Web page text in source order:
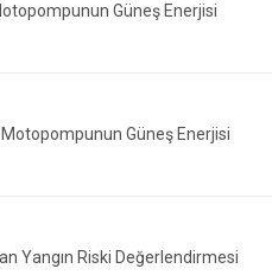
Güneş Enerjisi
Güneş Enerjisi
Yangın Riski Değerlendirmesi